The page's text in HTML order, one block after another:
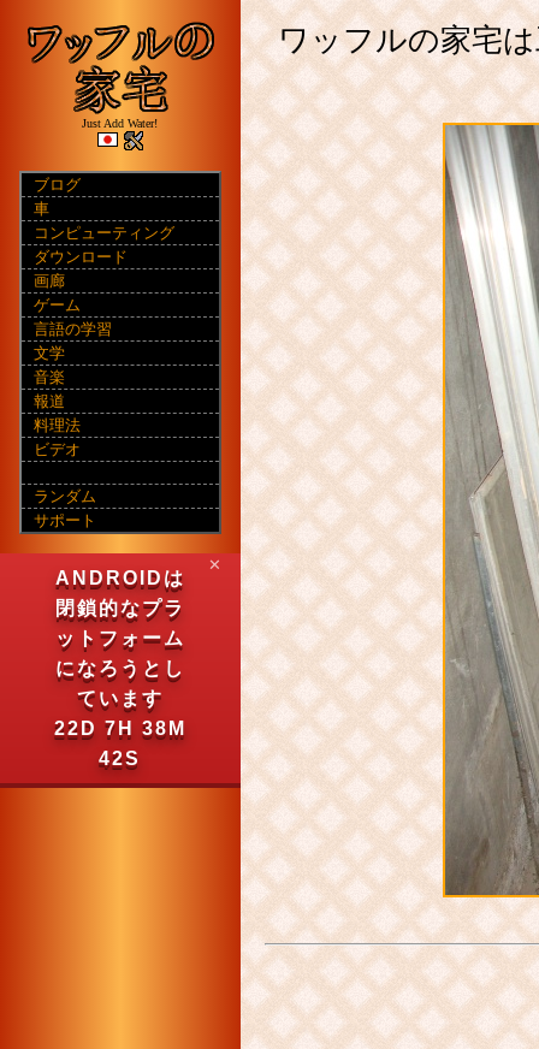
Just Add Water!
ブログ
車
コンピューティング
ダウンロード
画廊
ゲーム
言語の学習
文学
音楽
報道
料理法
ビデオ
ランダム
サポート
ANDROIDは
閉鎖的なプラ
ットフォーム
になろうとし
ています
22D 7H 38M
42S
✕
ワッフルの家宅